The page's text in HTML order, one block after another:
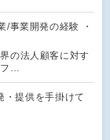
/事業開発の経験 ・
の法人顧客に対す
…
・提供を手掛けて